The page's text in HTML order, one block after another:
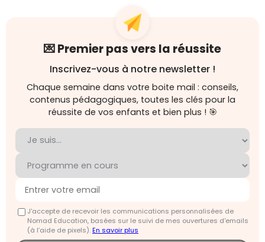
💌 Premier pas vers la réussite
Inscrivez-vous à notre newsletter !
Chaque semaine dans votre boite mail : conseils,
contenus pédagogiques, toutes les clés pour la
réussite de vos enfants et bien plus ! 🎯
J'accepte de recevoir les communications personnalisées de
Nomad Education, basées sur le suivi de mes ouvertures d'emails
(à l’aide de pixels).En savoir plus